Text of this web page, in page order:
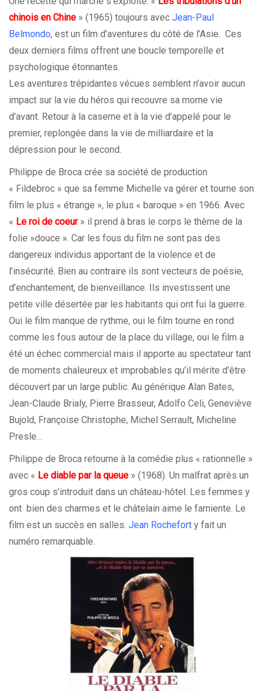
chinois en Chine » (1965) toujours avec Jean-Paul
Belmondo, est un film d’aventures du côté de l’Asie. Ces
deux derniers films offrent une boucle temporelle et
psychologique étonnantes.
Les aventures trépidantes vécues semblent n’avoir aucun
impact sur la vie du héros qui recouvre sa morne vie
d’avant. Retour à la caserne et à la vie d’appelé pour le
premier, replongée dans la vie de milliardaire et la
dépression pour le second.
Philippe de Broca crée sa société de production
« Fildebroc » que sa femme Michelle va gérer et tourne son
film le plus « étrange », le plus « baroque » en 1966. Avec
« Le roi de coeur» il prend à bras le corps le thème de la
folie »douce ». Car les fous du film ne sont pas des
dangereux individus apportant de la violence et de
l’insécurité. Bien au contraire ils sont vecteurs de poésie,
d’enchantement, de bienveillance. Ils investissent une
petite ville désertée par les habitants qui ont fui la guerre.
Oui le film manque de rythme, oui le film tourne en rond
comme les fous autour de la place du village, oui le film a
été un échec commercial mais il apporte au spectateur tant
de moments chaleureux et improbables qu’il mérite d’être
découvert par un large public. Au générique Alan Bates,
Jean-Claude Brialy, Pierre Brasseur, Adolfo Celi, Geneviève
Bujold, Françoise Christophe, Michel Serrault, Micheline
Presle…
Philippe de Broca retourne à la comédie plus « rationnelle »
avec « Le diable par la queue » (1968). Un malfrat après un
gros coup s’introduit dans un château-hôtel. Les femmes y
ont bien des charmes et le châtelain aime le farniente. Le
film est un succès en salles. Jean Rochefort y fait un
numéro remarquable.